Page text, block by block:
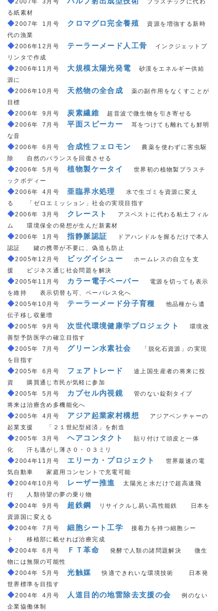
2007年 3月号
プラスチックに代わ
る紙素材
◆2007年 1月号 クロマグロ完全養殖
資源を増強する新時
代の漁業
◆2006年12月号 テーラーメード人工骨
インクジェットプ
リンタで作成
◆2006年11月号 大規模太陽光発電 ＿砂漠をエネルギー供給
源に
◆2006年10月号 天然物の全合成
薬の副作用をなくすことが
目標
◆2006年 9月号 ＿炭素繊維 超音波で微生物を引き寄せる
◆2006年 7月号 ＿平面スピーカー
耳をつけても離れても鮮明
な音
◆2006年 6月号 ＿合成性フェロモン
農薬を使わずに害虫駆
除 自然のバランスを回復させる
◆2006年 5月号 ＿植物製ケータイ
世界初の植物製プラスチ
ックボディー
◆2006年 4月号 亜臨界水処理
水で生ゴミを資源に変え
る 「ゼロエミッション」社会の実現目指す
◆2006年 3月号 クレースト
アスベストに代わる粘土フィル
ム 環境保全の発想が生んだ新素材
◆2006年 1月号 ＿指静脈認証
ドアハンドルを握るだけで本人
認証 鍵の携帯が不要に、偽造も防止
◆2005年12月号 ビッグイシュー
ホームレスの自立を支
援 ビジネス通じ社会問題を解決
◆2005年11月号 カラー電子ペーパー
電源を切っても表示
を維持 表示切替も可、ペーパレス化へ
◆2005年10月号 テーラーメード分子育種
他品種から遺
伝子移し収量増
◆2005年 9月号 ＿次世代環境健康学プロジェクト
環境改
善型予防医学の確立目指す
◆2005年 7月号 グリーン水素社会
「脱化石資源」の実現
を目指す
◆2005年 6月号 フェアトレード
途上国生産者の将来に投
資 購買通じ市民が気軽に参加
◆2005年 5月号 カプセル内視鏡
管のない錠剤タイプ
将来は治療含め多機能化へ
◆2005年 4月号 アジア起業家村構想
アジアベンチャーの
起業支援 「２１世紀型経済」を創造
◆2005年 3月号 ＿ヘアコンタクト
貼り付けて頭皮と一体
化 汗も逃がし薄さ０・０３ミリ
◆2004年11月号 エリーカ・プロジェクト
世界最速の電
気自動車 家庭用コンセントで充電可能
◆2004年10月号 レーザー推進 ＿太陽光と水だけで超高速飛
行 人類待望の夢の乗り物
◆2004年 9月号 超鉄鋼
リサイクルし易い高性能鉄 日本を
資源国に変える
◆2004年 7月号 ＿細胞シート工学
接着力を持つ細胞シー
ト 移植部に載せれば治療完成
◆2004年 6月号 ＦＴ革命
発酵で人類の諸問題解決 微生
物には無限の可能性
◆2004年 5月号 ＿光触媒
快適できれいな環境技術 日本発
世界標準を目指す
◆2004年 4月号 人道目的の地雷除去支援の会
例のない
企業協働体制